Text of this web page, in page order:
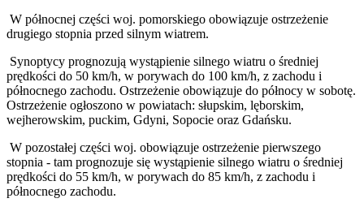
W północnej części woj. pomorskiego obowiązuje ostrzeżenie
drugiego stopnia przed silnym wiatrem.
Synoptycy prognozują wystąpienie silnego wiatru o średniej
prędkości do 50 km/h, w porywach do 100 km/h, z zachodu i
północnego zachodu. Ostrzeżenie obowiązuje do północy w sobotę.
Ostrzeżenie ogłoszono w powiatach: słupskim, lęborskim,
wejherowskim, puckim, Gdyni, Sopocie oraz Gdańsku.
W pozostałej części woj. obowiązuje ostrzeżenie pierwszego
stopnia - tam prognozuje się wystąpienie silnego wiatru o średniej
prędkości do 55 km/h, w porywach do 85 km/h, z zachodu i
północnego zachodu.